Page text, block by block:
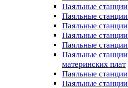
Паяльные
Паяльные
Паяльные
Паяльные
Паяльные
Паяльные
материнских плат
Паяльные
Паяльные